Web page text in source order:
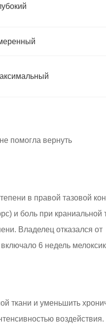
помогла вернуть
в правой тазовой
и боль при краниальной
Владелец отказался от
6 недель
ткани и уменьшить
воздействия.